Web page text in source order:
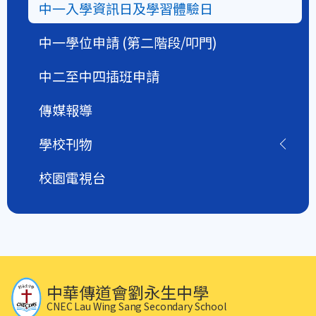
中一入學資訊日及學習體驗日
中一學位申請 (第二階段/叩門)
中二至中四插班申請
傳媒報導
學校刊物
校園電視台
中華傳道會劉永生中學
CNEC Lau Wing Sang Secondary School